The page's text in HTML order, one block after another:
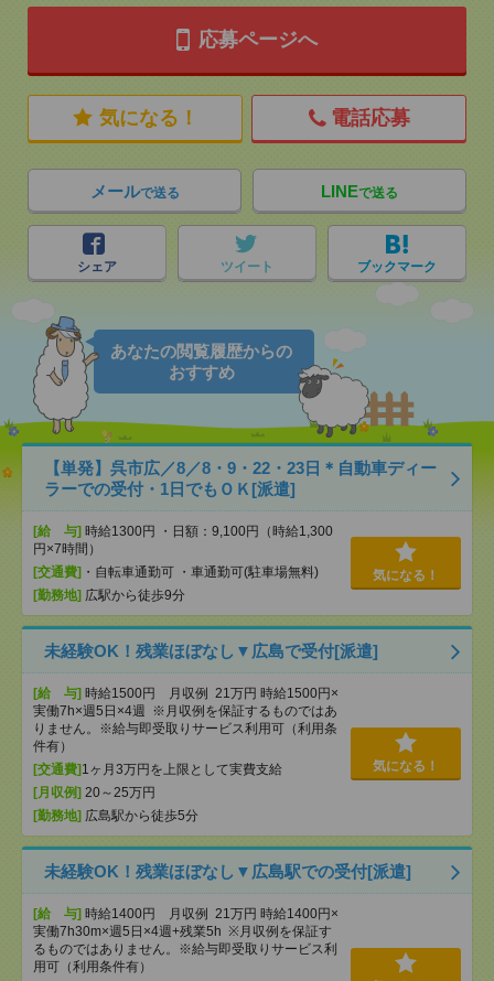
応募ページへ
気になる！ 電話応募
メールで送る LINEで送る
シェア ツイート ブックマーク
あなたの閲覧履歴からの
おすすめ
【単発】呉市広／8／8・9・22・23日＊自動車ディー
ラーでの受付・1日でもＯＫ[派遣]
[給 与] 時給1300円 ・日額：9,100円（時給1,300
円×7時間）
[交通費] ・自転車通勤可 ・車通勤可(駐車場無料)
[勤務地] 広駅から徒歩9分
気になる！
未経験OK！残業ほぼなし▼広島で受付[派遣]
[給 与] 時給1500円 月収例 21万円 時給1500円×
実働7h×週5日×4週 ※月収例を保証するものではあ
りません。※給与即受取りサービス利用可（利用条
件有）
[交通費] 1ヶ月3万円を上限として実費支給
[月収例] 20～25万円
[勤務地] 広島駅から徒歩5分
気になる！
未経験OK！残業ほぼなし▼広島駅での受付[派遣]
[給 与] 時給1400円 月収例 21万円 時給1400円×
実働7h30m×週5日×4週+残業5h ※月収例を保証す
るものではありません。※給与即受取りサービス利
用可（利用条件有）